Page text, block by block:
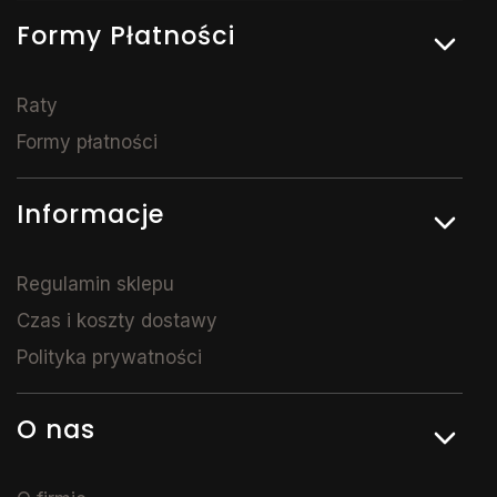
Formy Płatności
Raty
Formy płatności
Informacje
Regulamin sklepu
Czas i koszty dostawy
Polityka prywatności
O nas